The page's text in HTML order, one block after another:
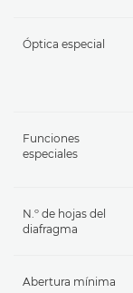
Óptica especial
Funciones
especiales
N.º de hojas del
diafragma
Abertura mínima